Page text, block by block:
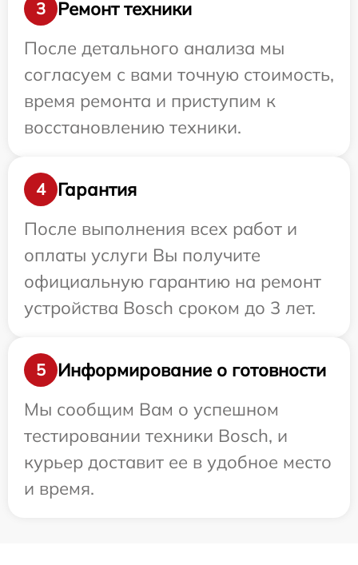
3
Ремонт техники
После детального анализа мы
согласуем с вами точную стоимость,
время ремонта и приступим к
восстановлению техники.
4
Гарантия
После выполнения всех работ и
оплаты услуги Вы получите
официальную гарантию на ремонт
устройства Bosch сроком до 3 лет.
5
Информирование о готовности
Мы сообщим Вам о успешном
тестировании техники Bosch, и
курьер доставит ее в удобное место
и время.